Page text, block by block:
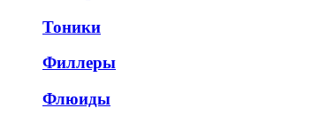
Тоники
Филлеры
Флюиды